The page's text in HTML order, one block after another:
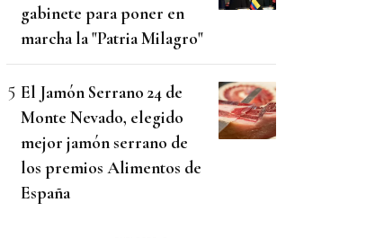
gabinete para poner en
marcha la "Patria Milagro"
El Jamón Serrano 24 de
Monte Nevado, elegido
mejor jamón serrano de
los premios Alimentos de
España